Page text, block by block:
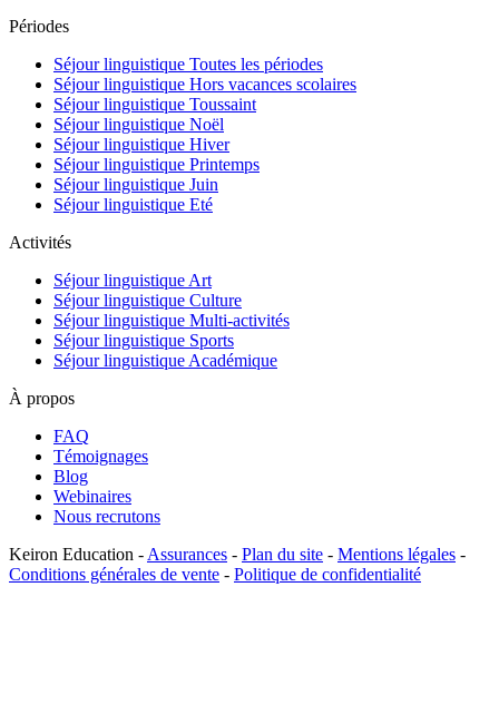
Périodes
Séjour linguistique Toutes les périodes
Séjour linguistique Hors vacances scolaires
Séjour linguistique Toussaint
Séjour linguistique Noël
Séjour linguistique Hiver
Séjour linguistique Printemps
Séjour linguistique Juin
Séjour linguistique Eté
Activités
Séjour linguistique Art
Séjour linguistique Culture
Séjour linguistique Multi-activités
Séjour linguistique Sports
Séjour linguistique Académique
À propos
FAQ
Témoignages
Blog
Webinaires
Nous recrutons
Keiron Education - Assurances - Plan du site - Mentions légales -
Conditions générales de vente - Politique de confidentialité